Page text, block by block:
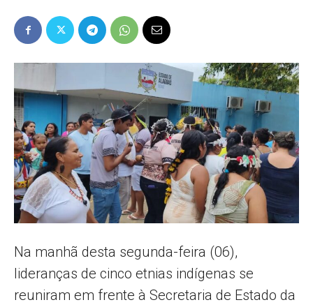
Popular
–
AL
Na manhã desta segunda-feira (06),
lideranças de cinco etnias indígenas se
reuniram em frente à Secretaria de Estado da